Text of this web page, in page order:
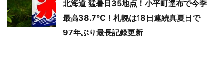
北海道 猛暑日35地点！小平町達布で今季
最高38.7℃！札幌は18日連続真夏日で
97年ぶり最長記録更新